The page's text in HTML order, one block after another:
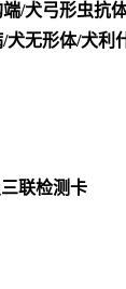
/犬弓形虫抗
犬无形体/犬利
联检测卡